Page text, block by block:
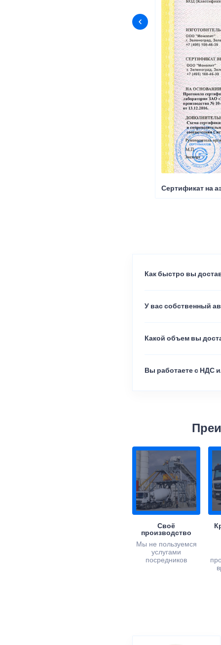
Сертификат на
Как быстро вы
У вас собственный
Какой объем вы
Вы работаете с НДС
Своё
производство
Мы не пользуемся
услугами
посредников